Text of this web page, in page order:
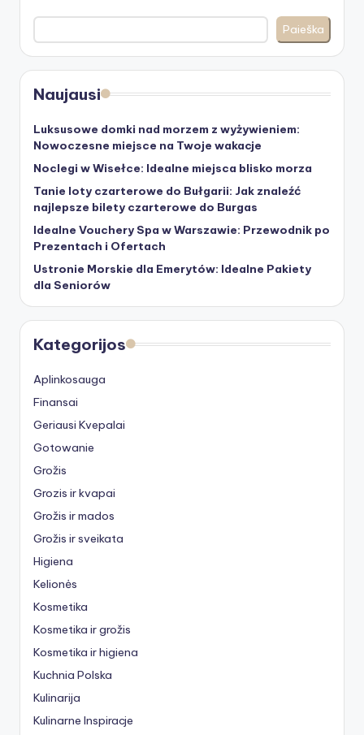
Paieška
Naujausi
Luksusowe domki nad morzem z wyżywieniem:
Nowoczesne miejsce na Twoje wakacje
Noclegi w Wisełce: Idealne miejsca blisko morza
Tanie loty czarterowe do Bułgarii: Jak znaleźć
najlepsze bilety czarterowe do Burgas
Idealne Vouchery Spa w Warszawie: Przewodnik po
Prezentach i Ofertach
Ustronie Morskie dla Emerytów: Idealne Pakiety
dla Seniorów
Kategorijos
Aplinkosauga
Finansai
Geriausi Kvepalai
Gotowanie
Grožis
Grozis ir kvapai
Grožis ir mados
Grožis ir sveikata
Higiena
Kelionės
Kosmetika
Kosmetika ir grožis
Kosmetika ir higiena
Kuchnia Polska
Kulinarija
Kulinarne Inspiracje